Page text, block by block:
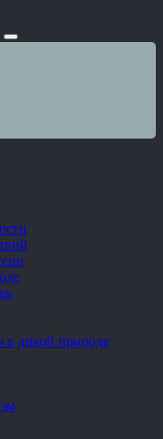
дикой природе